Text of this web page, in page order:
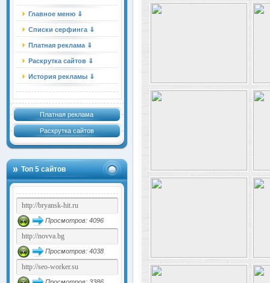
Главное меню ⇓
Списки серфинга ⇓
Платная реклама ⇓
Раскрутка сайтов ⇓
История рекламы ⇓
Платная реклама
Раскрутка сайтов
Топ 5 сайтов
Просмотров: 4096
Просмотров: 4038